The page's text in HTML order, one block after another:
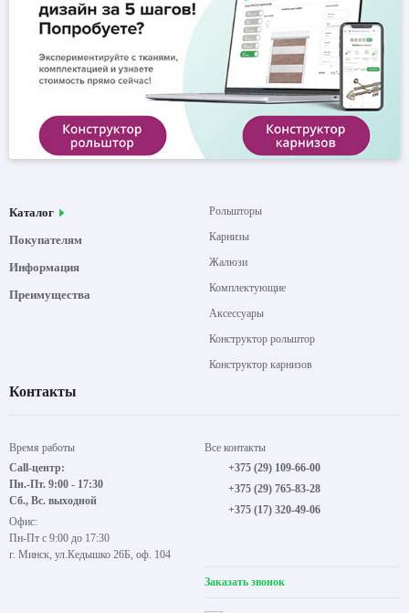
Каталог
Покупателям
Информация
Преимущества
Рольшторы
Карнизы
Жалюзи
Комплектующие
Аксессуары
Конструктор рольштор
Конструктор карнизов
Контакты
Время работы
Call-центр:
Пн.-Пт. 9:00 - 17:30
Сб., Вс. выходной
Офис:
Пн-Пт с 9:00 до 17:30
г. Минск, ул.Кедышко 26Б, оф. 104
Все контакты
+375 (29) 109-66-00
+375 (29) 765-83-28
+375 (17) 320-49-06
Заказать звонок